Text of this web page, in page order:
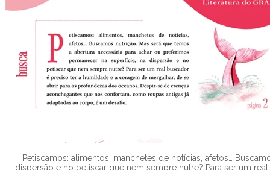
Petiscamos: alimentos, manchetes de notícias, afetos…
dispersão e no petiscar que nem sempre nutre? Para ser um